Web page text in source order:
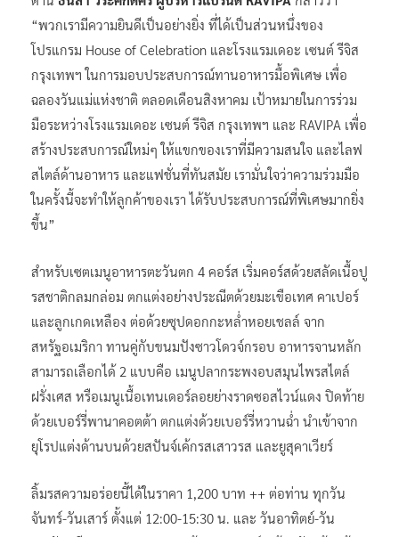
“พวกเรามีความยินดีเป็นอย่างยิ่ง ที่ได้เป็นส่วนหนึ่งของ
โปรแกรม House of Celebration และโรงแรมเดอะ เซนต์ รีจิส
กรุงเทพฯ ในการมอบประสบการณ์ทานอาหารมื้อพิเศษ เพื่อ
ฉลองวันแม่แห่งชาติ ตลอดเดือนสิงหาคม เป้าหมายในการร่วม
มือระหว่างโรงแรมเดอะ เซนต์ รีจิส กรุงเทพฯ และ RAVIPA เพื่อ
สร้างประสบการณ์ใหม่ๆ ให้แขกของเราที่มีความสนใจ และไลฟ
สไตล์ด้านอาหาร และแฟชั่นที่ทันสมัย เรามั่นใจว่าความร่วมมือ
ในครั้งนี้จะทำให้ลูกค้าของเรา ได้รับประสบการณ์ที่พิเศษมากยิ่ง
ขึ้น”
สำหรับเซตเมนูอาหารตะวันตก 4 คอร์ส เริ่มคอร์สด้วยสลัดเนื้อปู
รสชาติกลมกล่อม ตกแต่งอย่างประณีตด้วยมะเขือเทศ คาเปอร์
และลูกเกดเหลือง ต่อด้วยซุปดอกกะหล่ำหอยเชลล์ จาก
สหรัฐอเมริกา ทานคู่กับขนมปังซาวโดวจ์กรอบ อาหารจานหลัก
สามารถเลือกได้ 2 แบบคือ เมนูปลากระพงอบสมุนไพรสไตล์
ฝรั่งเศส หรือเมนูเนื้อเทนเดอร์ลอยย่างราดซอสไวน์แดง ปิดท้าย
ด้วยเบอร์รี่พานาคอตต้า ตกแต่งด้วยเบอร์รี่หวานฉ่ำ นำเข้าจาก
ยุโรปแต่งด้านบนด้วยสปันจ์เค้กรสเสาวรส และยูสุคาเวียร์
ลิ้มรสความอร่อยนี้ได้ในราคา 1,200 บาท ++ ต่อท่าน ทุกวัน
จันทร์-วันเสาร์ ตั้งแต่ 12:00-15:30 น. และ วันอาทิตย์-วัน